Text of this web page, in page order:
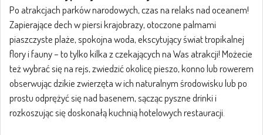
Po atrakcjach parków narodowych, czas na relaks nad oceanem!
Zapierające dech w piersi krajobrazy, otoczone palmami
piaszczyste plaże, spokojna woda, ekscytujący świat tropikalnej
flory i fauny – to tylko kilka z czekających na Was atrakcji! Możecie
też wybrać się na rejs, zwiedzić okolicę pieszo, konno lub rowerem
obserwując dzikie zwierzęta w ich naturalnym środowisku lub po
prostu odprężyć się nad basenem, sącząc pyszne drinki i
rozkoszując się doskonałą kuchnią hotelowych restauracji.